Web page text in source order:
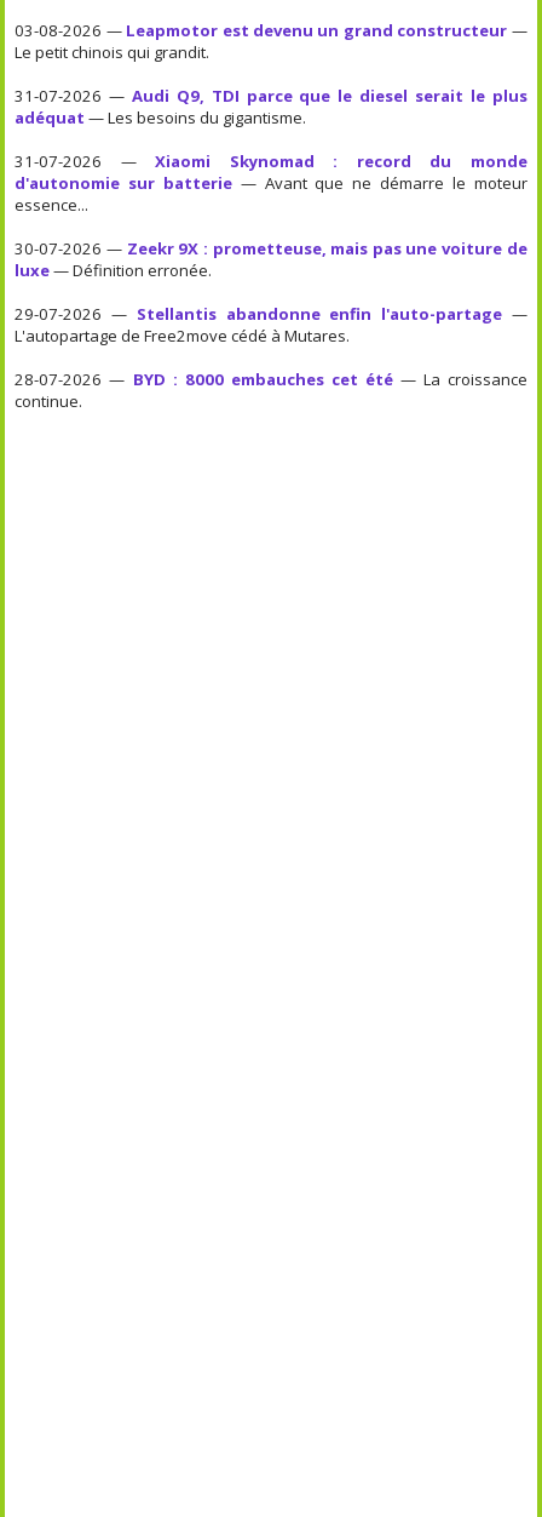
03-08-2026 — Leapmotor est devenu un grand constructeur —
Le petit chinois qui grandit.
31-07-2026 —Audi Q9, TDI parce que le diesel serait le plus
adéquat — Les besoins du gigantisme.
31-07-2026 —Xiaomi Skynomad : record du monde
d'autonomie sur batterie — Avant que ne démarre le moteur
essence...
30-07-2026 — Zeekr 9X : prometteuse, mais pas une voiture de
luxe— Définition erronée.
29-07-2026 — Stellantis abandonne enfin l'auto-partage—
L'autopartage de Free2move cédé à Mutares.
28-07-2026 — BYD : 8000 embauches cet été— La croissance
continue.